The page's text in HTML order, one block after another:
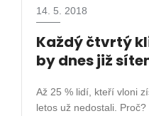
14. 5. 2018
Každý čtvrtý
by dnes již
Až 25 % lidí, kteří vloni
letos už nedostali.